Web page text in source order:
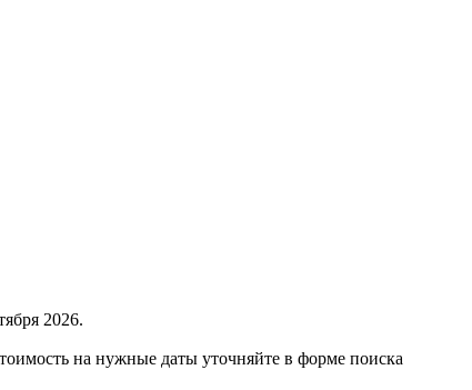
2026.
на нужные даты уточняйте в форме поиска